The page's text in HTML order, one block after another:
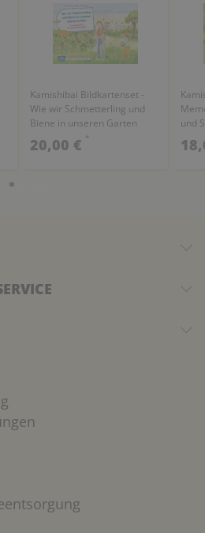
Kamishibai Bildkartenset -
Wie wir Schmetterling und
Biene in unseren Garten
locken
20,00 € *
Memospiel
und